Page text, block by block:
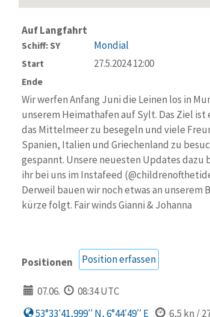
Auf Langfahrt
Schiff: SY Mondial
Start 27.5.2024 12:00
Ende
Wir werfen Anfang Juni die Leinen los in
unserem Heimathafen auf Sylt. Das Ziel ist
das Mittelmeer zu besegeln und viele
Spanien, Italien und Griechenland zu
gespannt. Unsere neuesten Updates dazu
ihr bei uns im Instafeed
Derweil bauen wir noch etwas an unserem
kürze folgt. Fair winds Gianni & Johanna
Positionen Position erfassen
07.06.
08:34 UTC
53°33′41,999′′ N, 6°44′49′′ E
6,5 kn /